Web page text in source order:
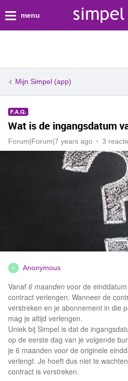
menu
Mijn Simpel (app)
F.A.Q.
Wat is de ingangsdatum
Forum|Forum|7 years ago 3
A Anonymous
Vanaf 6 maanden voor de
contract verlengen. Wanneer de
verstreken en je abonnement in die
mag je altijd verlengen.
Uniek bij Simpel is dat de
op de eerste dag van je volgende
je 6 maanden voor de originele
verlengt. Je hoeft dus niet te
contract is verstreken.